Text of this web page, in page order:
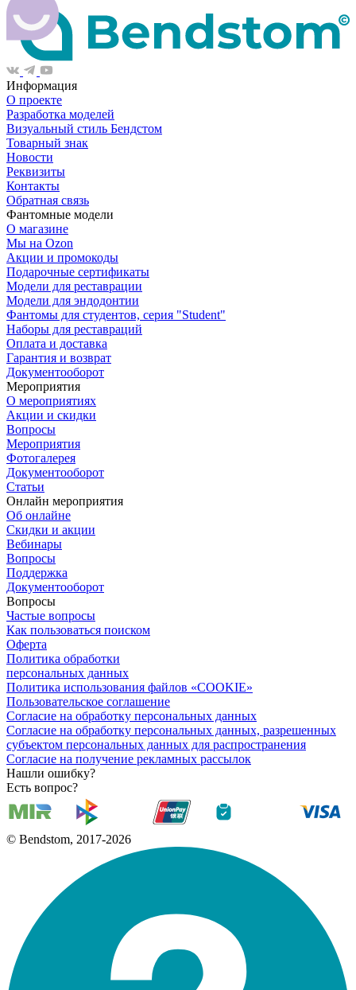
Информация
О проекте
Разработка моделей
Визуальный стиль Бендстом
Товарный знак
Новости
Реквизиты
Контакты
Обратная связь
Фантомные модели
О магазине
Мы на Ozon
Акции и промокоды
Подарочные сертификаты
Модели для реставрации
Модели для эндодонтии
Фантомы для студентов, серия "Student"
Наборы для реставраций
Оплата и доставка
Гарантия и возврат
Документооборот
Мероприятия
О мероприятиях
Акции и скидки
Вопросы
Мероприятия
Фотогалерея
Документооборот
Статьи
Онлайн мероприятия
Об онлайне
Скидки и акции
Вебинары
Вопросы
Поддержка
Документооборот
Вопросы
Частые вопросы
Как пользоваться поиском
Оферта
Политика обработки
персональных данных
Политика использования файлов «COOKIE»
Пользовательское соглашение
Согласие на обработку персональных данных
Согласие на обработку персональных данных, разрешенных
субъектом персональных данных для распространения
Согласие на получение рекламных рассылок
Нашли ошибку?
Есть вопрос?
© Bendstom, 2017-2026